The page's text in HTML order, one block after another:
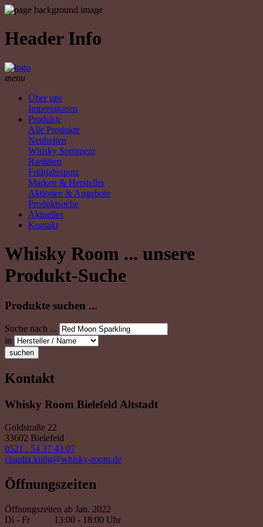
Header Info
menu
Über uns
Impressionen
Produkte
Alle Produkte
Neuheiten
Whisky Sortiment
Raritäten
Frühjahrsputz
Marken & Hersteller
Aktionen & Angebote
Produktsuche
Aktuelles
Kontakt
Whisky Room ... unsere
Produkt-Suche
Produkte suchen ...
Suche nach ...
in
suchen
Kontakt
Whisky Room Bielefeld Altstadt
Goldstraße 22
33602 Bielefeld
0521 . 54 37 43 07
claudia.kulig@whisky-room.de
Öffnungszeiten
Öffnungszeiten ab Jan. 2022
Di - Fr
13:00 - 18:00 Uhr